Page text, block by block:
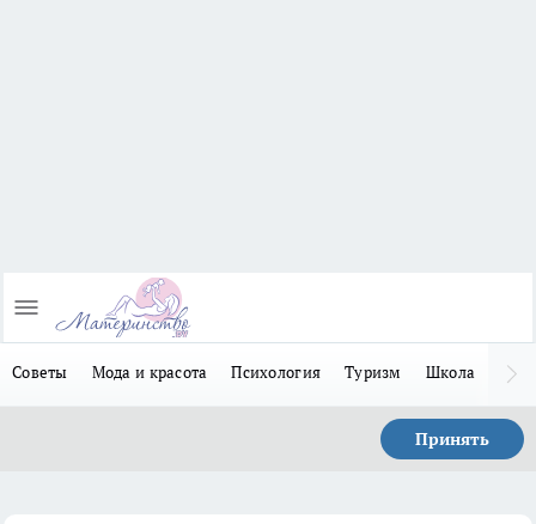
Советы Мода и красота Психология Туризм Школа
Принять